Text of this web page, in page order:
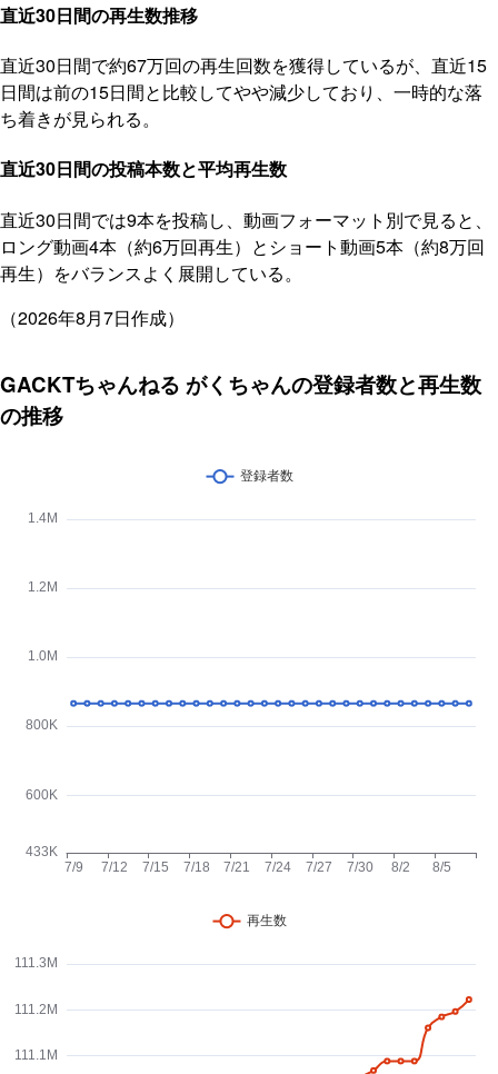
直近30日間の再生数推移
直近30日間で約67万回の再生回数を獲得しているが、直近15
日間は前の15日間と比較してやや減少しており、一時的な落
ち着きが見られる。
直近30日間の投稿本数と平均再生数
直近30日間では9本を投稿し、動画フォーマット別で見ると、
ロング動画4本（約6万回再生）とショート動画5本（約8万回
再生）をバランスよく展開している。
（2026年8月7日作成）
GACKTちゃんねる がくちゃんの登録者数と再生数
の推移